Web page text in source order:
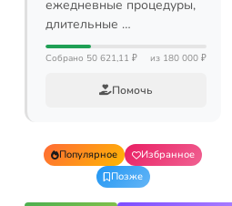
ежедневные процедуры,
длительные …
Собрано 50 621,11 ₽ из 180 000 ₽
Помочь
Популярное
Избранное
Позже